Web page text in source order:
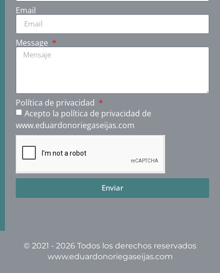
Email
Message
Política de privacidad
Acepto la política de privacidad de
www.eduardonoriegaseijas.com
Enviar
© 2021 - 2026 Todos los derechos reservados
www.eduardonoriegaseijas.com